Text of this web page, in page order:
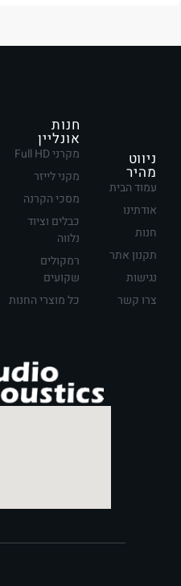
ניווט
מהיר
עמוד הבית
אודתינו
חנות
תקנון אתר
נגישות
צרו קשר
חנות
אונליין
מקרני Full HD
מקני לייזר
מסכי הקרנה
כבלים וציוד
נלווה
רמקולים
שקועים
כל מוצרי החנות